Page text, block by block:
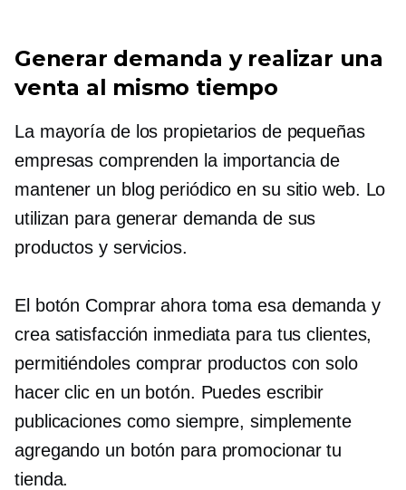
Generar demanda y realizar una
venta al mismo tiempo
La mayoría de los propietarios de pequeñas
empresas comprenden la importancia de
mantener un blog periódico en su sitio web. Lo
utilizan para generar demanda de sus
productos y servicios.
El botón Comprar ahora toma esa demanda y
crea satisfacción inmediata para tus clientes,
permitiéndoles comprar productos con solo
hacer clic en un botón. Puedes escribir
publicaciones como siempre, simplemente
agregando un botón para promocionar tu
tienda.